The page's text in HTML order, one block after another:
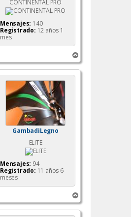
CONTINENTAL PRO
Mensajes: 140
Registrado: 12 años 1
mes
r
r
GambadiLegno
ELITE
Mensajes: 94
Registrado: 11 años 6
meses
r
r